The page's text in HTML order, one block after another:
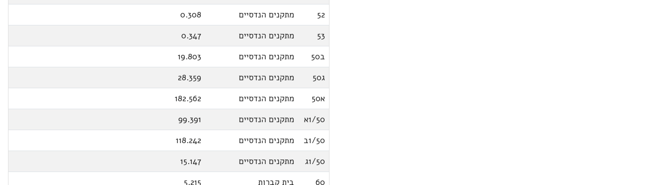
52
מתקנים הנדסיים
0.308
53
מתקנים הנדסיים
0.347
ב50
מתקנים הנדסיים
19.803
ג50
מתקנים הנדסיים
28.359
א50
מתקנים הנדסיים
182.562
1/50א
מתקנים הנדסיים
99.391
1/50ב
מתקנים הנדסיים
118.242
1/50ג
מתקנים הנדסיים
15.147
60
בית קברות 5.215